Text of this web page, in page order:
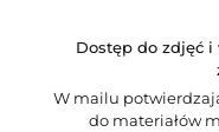
Dostęp do zdjęć
W mailu
do materiałów